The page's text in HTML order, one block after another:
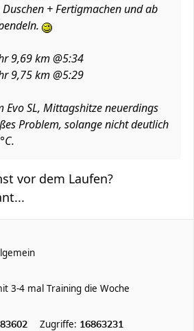
+ Fertigmachen und ab
9,69 km @5:34
9,75 km @5:29
Evo SL, Mittagshitze neuerdings
Problem, solange nicht deutlich
vor dem Laufen?
3-4 mal Training die Woche
83602 Zugriffe: 16863231